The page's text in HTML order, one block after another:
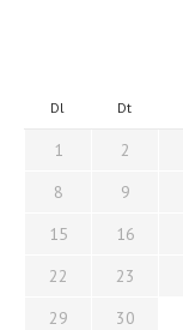
Dl Dt
1 2
8
9
15
16
22
23
29
30